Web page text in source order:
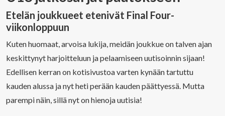
Etelän joukkueet etenivät Final Four-
viikonloppuun
Kuten huomaat, arvoisa lukija, meidän joukkue on talven ajan
keskittynyt harjoitteluun ja pelaamiseen uutisoinnin sijaan!
Edellisen kerran on kotisivustoa varten kynään tartuttu
kauden alussa ja nyt heti perään kauden päättyessä. Mutta
parempi näin, sillä nyt on hienoja uutisia!